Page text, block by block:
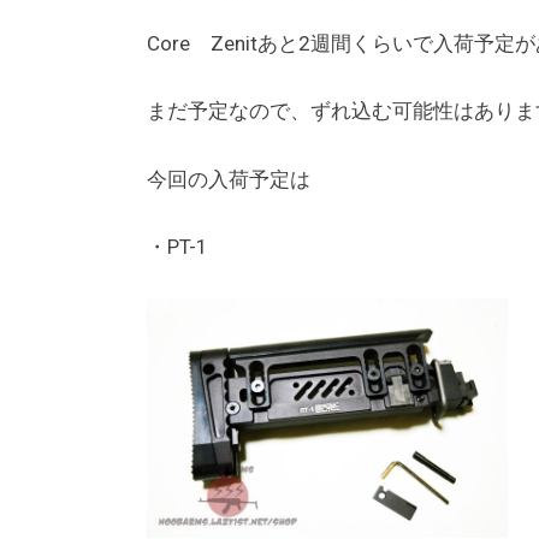
Core Zenitあと2週間くらいで入荷予定が
まだ予定なので、ずれ込む可能性はありま
今回の入荷予定は
・PT-1